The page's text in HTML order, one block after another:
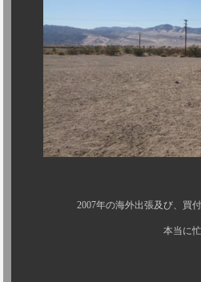
2007年の海外出張及び、買付け
本当に忙しく、飛び